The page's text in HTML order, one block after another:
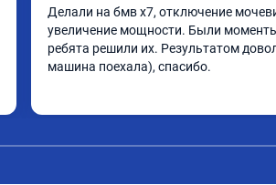
Делали на бмв х7, отключение
увеличение мощности. Были
ребята решили их. Результатом
машина поехала), спасибо.